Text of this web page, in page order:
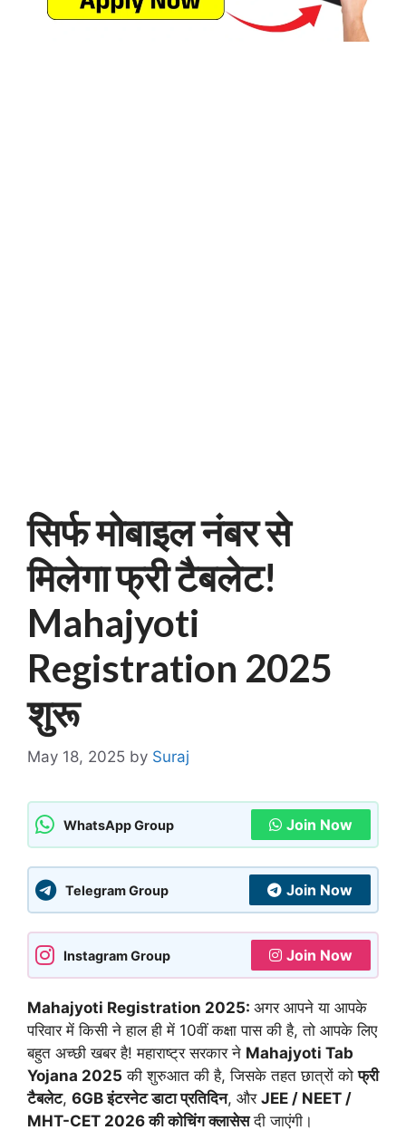
सिर्फ मोबाइल नंबर से
मिलेगा फ्री टैबलेट!
Mahajyoti
Registration 2025
शुरू
May 18, 2025 by Suraj
WhatsApp Group Join Now
Telegram Group Join Now
Instagram Group Join Now
Mahajyoti Registration 2025: अगर आपने या आपके
परिवार में किसी ने हाल ही में 10वीं कक्षा पास की है, तो आपके लिए
बहुत अच्छी खबर है! महाराष्ट्र सरकार ने Mahajyoti Tab
Yojana 2025 की शुरुआत की है, जिसके तहत छात्रों कोफ्री
टैबलेट, 6GB इंटरनेट डाटा प्रतिदिन, और JEE / NEET /
MHT-CET 2026 की कोचिंग क्लासेसदी जाएंगी।